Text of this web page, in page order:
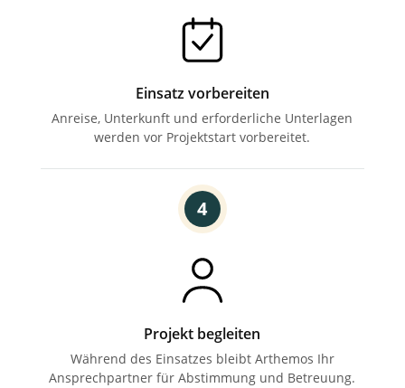
Einsatz vorbereiten
Anreise, Unterkunft und erforderliche Unterlagen
werden vor Projektstart vorbereitet.
4
Projekt begleiten
Während des Einsatzes bleibt Arthemos Ihr
Ansprechpartner für Abstimmung und Betreuung.